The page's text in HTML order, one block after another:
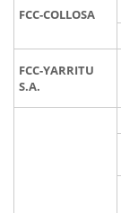
FCC-COLLOSA
FCC-YARRITU
S.A.